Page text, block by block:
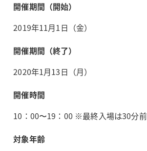
開催期間（開始）
2019年11月1日（金）
開催期間（終了）
2020年1月13日（月）
開催時間
10：00〜19：00 ※最終入場は30分前
対象年齢